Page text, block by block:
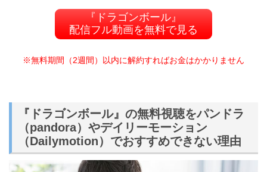
『ドラゴンボール』
配信フル動画を無料で見る
※無料期間（2週間）以内に解約すればお金はかかりません
『ドラゴンボール』の無料視聴をパンドラ
（pandora）やデイリーモーション
（Dailymotion）でおすすめできない理由